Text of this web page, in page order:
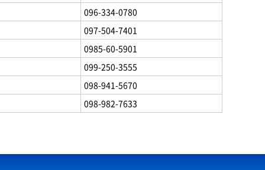
096-334-0780
097-504-7401
0985-60-5901
099-250-3555
098-941-5670
098-982-7633